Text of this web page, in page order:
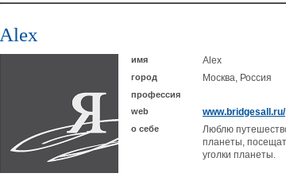
Alex
имя Alex
город Москва, Россия
профессия
web
www.bridgesall.ru/
о себе
Люблю
планеты,
уголки планеты.